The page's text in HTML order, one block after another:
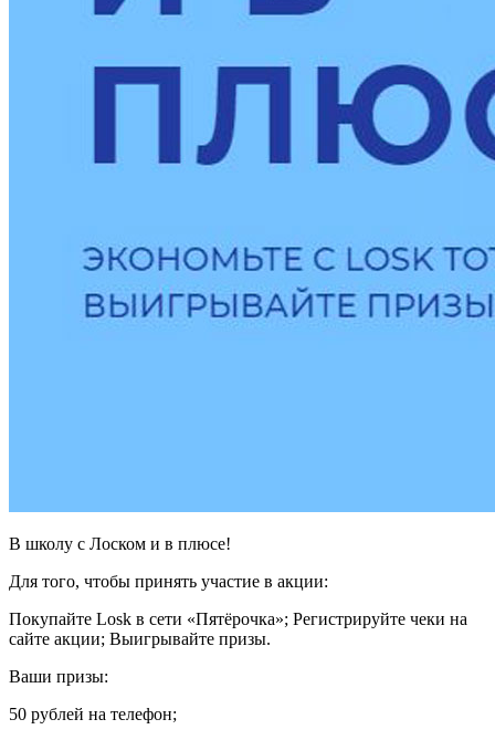
В школу с Лоском и в плюсе!
Для того, чтобы принять участие в акции:
Покупайте Losk в сети «Пятёрочка»; Регистрируйте чеки на
сайте акции; Выигрывайте призы.
Ваши призы:
50 рублей на телефон;